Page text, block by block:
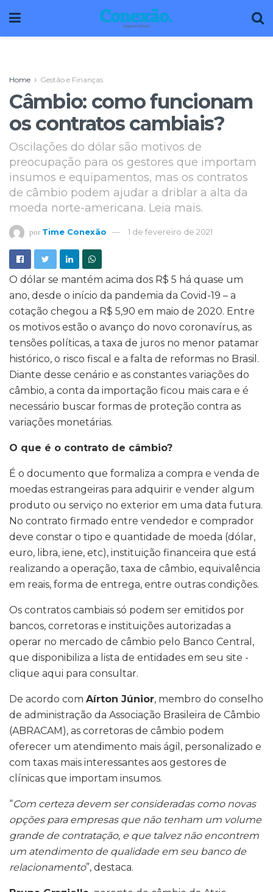
Home Gestão e Finanças
Câmbio: como funcionam
os contratos cambiais?
Oscilações do dólar são motivos de
preocupação para os gestores que importam
insumos e equipamentos, mas os contratos
de câmbio podem ajudar a driblar a alta da
moeda norte-americana. Leia mais.
por Time Conexão 1 de fevereiro de 2021
O dólar se mantém acima dos R$ 5 há quase um
ano, desde o início da pandemia da Covid-19 – a
cotação chegou a R$ 5,90 em maio de 2020. Entre
os motivos estão o avanço do novo coronavírus, as
tensões políticas, a taxa de juros no menor patamar
histórico, o risco fiscal e a falta de reformas no Brasil.
Diante desse cenário e as constantes variações do
câmbio, a conta da importação ficou mais cara e é
necessário buscar formas de proteção contra as
variações monetárias.
O que é o contrato de câmbio?
É o documento que formaliza a compra e venda de
moedas estrangeiras para adquirir e vender algum
produto ou serviço no exterior em uma data futura.
No contrato firmado entre vendedor e comprador
deve constar o tipo e quantidade de moeda (dólar,
euro, libra, iene, etc), instituição financeira que está
realizando a operação, taxa de câmbio, equivalência
em reais, forma de entrega, entre outras condições.
Os contratos cambiais só podem ser emitidos por
bancos, corretoras e instituições autorizadas a
operar no mercado de câmbio pelo Banco Central,
que disponibiliza a lista de entidades em seu site -
clique aqui para consultar.
De acordo com Aírton Júnior, membro do conselho
de administração da Associação Brasileira de Câmbio
(ABRACAM), as corretoras de câmbio podem
oferecer um atendimento mais ágil, personalizado e
com taxas mais interessantes aos gestores de
clínicas que importam insumos.
“Com certeza devem ser consideradas como novas
opções para empresas que não tenham um volume
grande de contratação, e que talvez não encontrem
um atendimento de qualidade em seu banco de
relacionamento”, destaca.